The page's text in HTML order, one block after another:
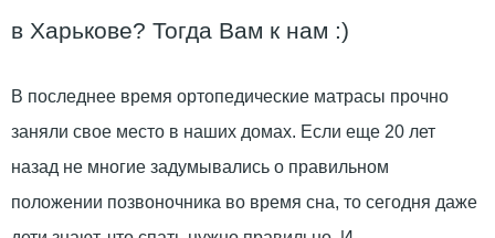
в Харькове? Тогда Вам к нам :)
В последнее время ортопедические матрасы прочно
заняли свое место в наших домах. Если еще 20 лет
назад не многие задумывались о правильном
положении позвоночника во время сна, то сегодня даже